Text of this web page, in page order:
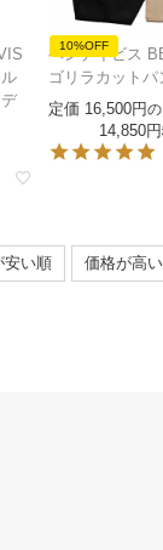
10%OFF
ベンデイビス
ゴリラカットパ
定価 16,500
14,850
安い順 価格が高